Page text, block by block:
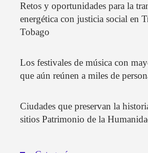
Retos y oportunidades para la
energética con justicia social en
Tobago
Los festivales de música con
que aún reúnen a miles de
Ciudades que preservan la
sitios Patrimonio de la